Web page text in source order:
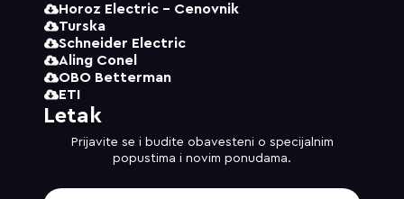
Horoz Electric - Cenovnik
Turska
Schneider Electric
Aling Conel
OBO Betterman
ETI
Letak
Prijavite se i budite obavesteni o specijalnim
popustima i novim ponudama.